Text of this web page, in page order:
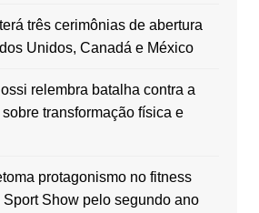
três cerimônias de abertura
Unidos, Canadá e México
relembra batalha contra a
transformação física e
protagonismo no fitness
Show pelo segundo ano